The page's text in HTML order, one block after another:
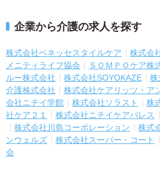
企業から介護の求人を探す
株式会社ベネッセスタイルケア 株式会
メニティライフ協会
ＳＯＭＰＯケア株
ルー株式会社
株式会社SOYOKAZE 株
介護株式会社
株式会社ケアリッツ・ア
会社ニチイ学館
株式会社ソラスト 株
社ケア２１
株式会社ニチイケアパレス
株式会社川島コーポレーション
株式
ンウェルズ
株式会社スーパー・コート
会